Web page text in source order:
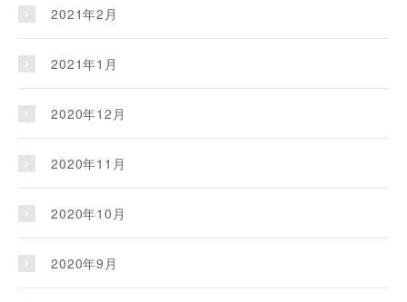
2021年2月
2021年1月
2020年12月
2020年11月
2020年10月
2020年9月